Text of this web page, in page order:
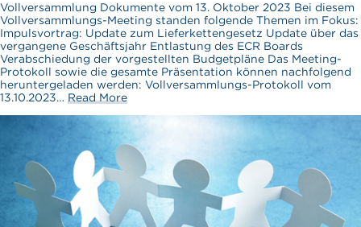
Vollversammlung Dokumente vom 13. Oktober 2023 Bei diesem
Vollversammlungs-Meeting standen folgende Themen im Fokus:
Impulsvortrag: Update zum Lieferkettengesetz Update über das
vergangene Geschäftsjahr Entlastung des ECR Boards
Verabschiedung der vorgestellten Budgetpläne Das Meeting-
Protokoll sowie die gesamte Präsentation können nachfolgend
heruntergeladen werden: Vollversammlungs-Protokoll vom
13.10.2023… Read More